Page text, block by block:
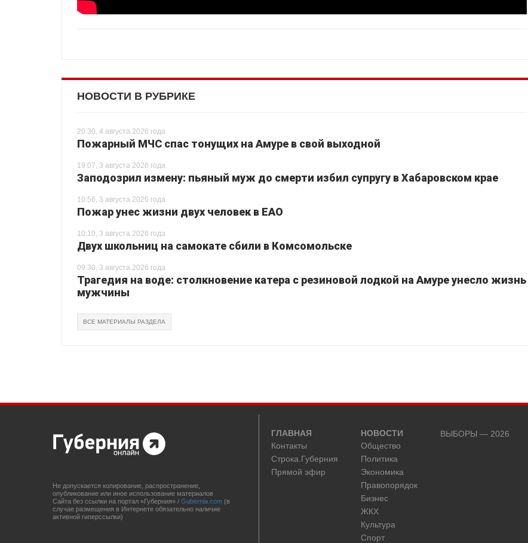
НОВОСТИ В РУБРИКЕ
20:30, 4 августа 2026 года
Пожарный МЧС спас тонущих на Амуре в свой выходной
19:07, 3 августа 2026 года
Заподозрил измену: пьяный муж до смерти избил супругу в Хабаровском крае
10:56, 3 августа 2026 года
Пожар унес жизни двух человек в ЕАО
10:10, 3 августа 2026 года
Двух школьниц на самокате сбили в Комсомольске
09:30, 3 августа 2026 года
Трагедия на воде: столкновение катера с резиновой лодкой на Амуре унесло жизнь
мужчины
ВСЕ МАТЕРИАЛЫ РАЗДЕЛА
Не допускается копирование, распространение,
опубликование или иное использование материалов
Сайта без ссылки на портал «Губерния» / Gubernia.com (в
случае размещения в Интернете обязательно наличие
активной гиперссылки)
ГЛАВНАЯ
Контакты
Строка.Губерния
Прямой эфир
НОВОСТИ
Общество
Политика
Экономика
Правопорядок
Бизнес
ЖКХ
Культура
Спорт
ВЫБОРЫ — 2026